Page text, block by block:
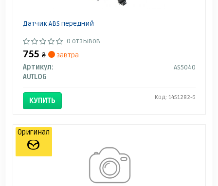
Датчик ABS передний
0 отзывов
755 ₴
завтра
Артикул:
AS5040
AUTLOG
КУПИТЬ Код: 1451282-6
Оригинал